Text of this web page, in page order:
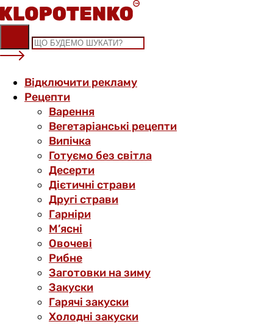
Skip
to
content
Відключити рекламу
Рецепти
Варення
Вегетаріанські рецепти
Випічка
Готуємо без світла
Десерти
Дієтичні страви
Другі страви
Гарніри
М’ясні
Овочеві
Рибне
Заготовки на зиму
Закуски
Гарячі закуски
Холодні закуски